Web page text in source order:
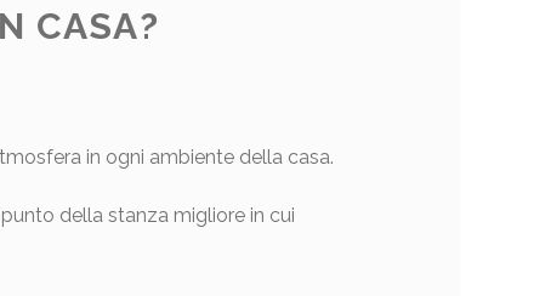
CASA?
in ogni ambiente della casa.
della stanza migliore in cui